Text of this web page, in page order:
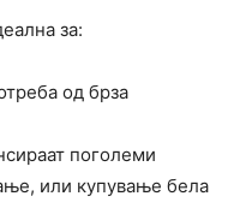
за:
од брза
поголеми
или купување бела